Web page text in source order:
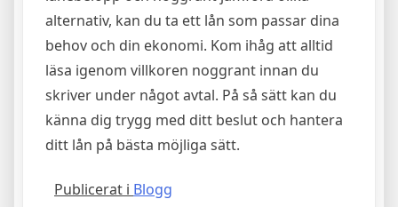
alternativ, kan du ta ett lån som passar dina
behov och din ekonomi. Kom ihåg att alltid
läsa igenom villkoren noggrant innan du
skriver under något avtal. På så sätt kan du
känna dig trygg med ditt beslut och hantera
ditt lån på bästa möjliga sätt.
Publicerat i Blogg